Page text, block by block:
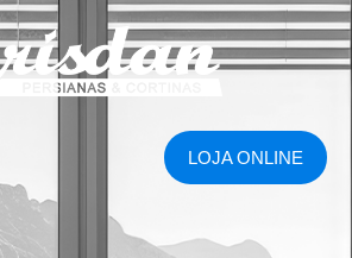
LOJA ONLINE